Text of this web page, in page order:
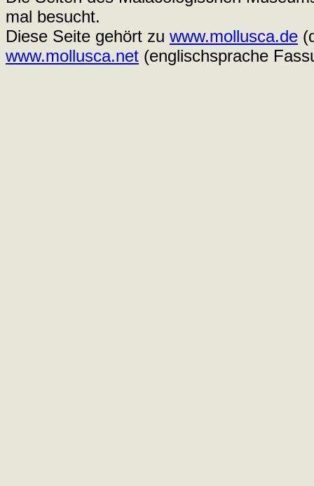
mal besucht.
Diese Seite gehört zu www.mollusca.de
www.mollusca.net (englischsprache